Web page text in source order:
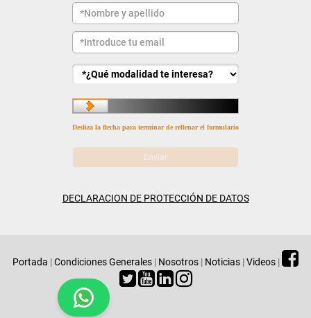
Desliza la flecha para terminar de rellenar el formulario
DECLARACION DE PROTECCIÓN DE DATOS
Portada |Condiciones Generales | Nosotros | Noticias |Videos |